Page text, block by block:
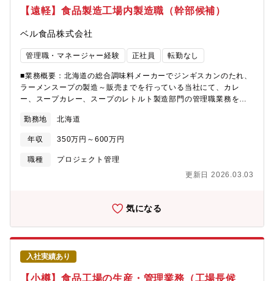
【遠軽】食品製造工場内製造職（幹部候補）
ベル食品株式会社
管理職・マネージャー経験 正社員 転勤なし
■業務概要：北海道の総合調味料メーカーでジンギスカンのたれ、
ラーメンスープの製造～販売までを行っている当社にて、カレ
ー、スープカレー、スープのレトルト製造部門の管理職業務をお
務全般（原料の受入、計量、仕込、充填、包装、出荷等）・製造
部門の監督業務（現場管理・工程改善・衛生管理等）■同社につい
て：北海道の総合調味料メーカーとしてジンギスカンのたれやラ
ーメンスープ華味等のロングセラー、ベストセラーを次々と発売
メーカー・ISO22000を取得済み。・住宅手当や家族手当、退職金
勤務地 北海道
年収 350万円～600万円
職種
プロジェクト管理
更新日 2026.03.03
気になる
入社実績あり
【小樽】食品工場の生産・管理業務（工場長候